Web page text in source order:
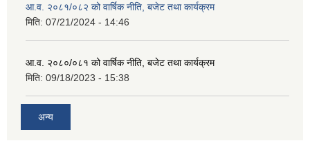
आ.व. २०८१/०८२ को वार्षिक नीति, बजेट तथा कार्यक्रम
मिति: 07/21/2024 - 14:46
आ.व. २०८०/०८१ को वार्षिक नीति, बजेट तथा कार्यक्रम
मिति: 09/18/2023 - 15:38
अन्य